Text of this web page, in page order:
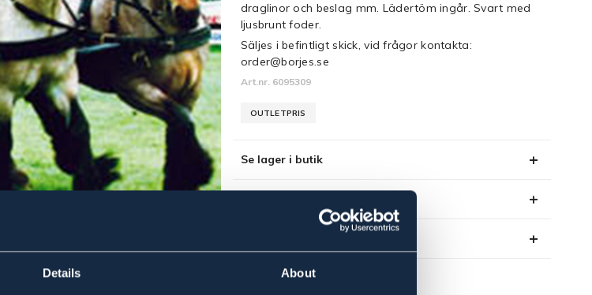
Details About
draglinor och beslag mm. Lädertöm ingår. Svart med
ljusbrunt foder.
Säljes i befintligt skick, vid frågor kontakta:
order@borjes.se
Art.nr. 6095309
OUTLETPRIS
Se lager i butik